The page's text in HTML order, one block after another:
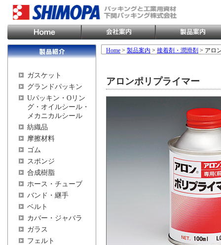
ガスケット
グランドパッキン
Uパッキン・Oリン
グ・オイルシール・
メカニカルシール
紡織品
摩擦材料
ゴム
スポンジ
合成樹脂
ホース・チューブ
バンド・継手
ベルト
カバー・ジャバラ
ガラス
フェルト
Home > 製品案内 > 接着剤・潤滑剤 > アロ
アロンポリプライマー